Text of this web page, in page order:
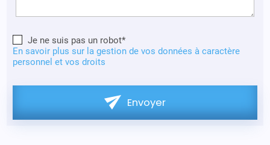
Je ne suis pas un robot*
En savoir plus sur la gestion de vos données à caractère
personnel et vos droits
Envoyer